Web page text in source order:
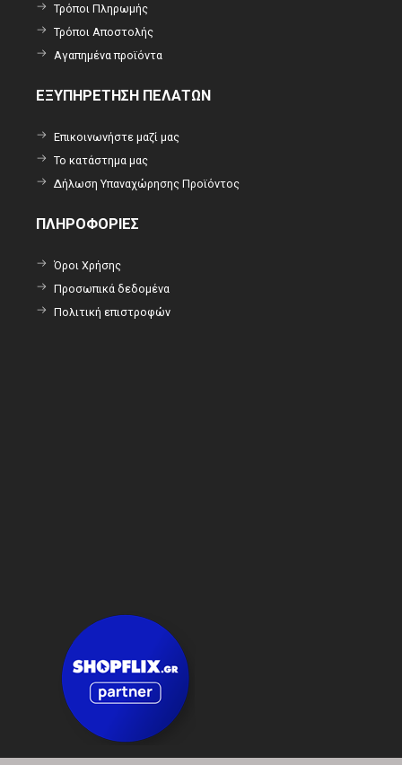
Τρόποι Πληρωμής
Τρόποι Αποστολής
Αγαπημένα προϊόντα
ΕΞΥΠΗΡΕΤΗΣΗ ΠΕΛΑΤΩΝ
Επικοινωνήστε μαζί μας
Το κατάστημα μας
Δήλωση Υπαναχώρησης Προϊόντος
ΠΛΗΡΟΦΟΡΙΕΣ
Όροι Χρήσης
Προσωπικά δεδομένα
Πολιτική επιστροφών